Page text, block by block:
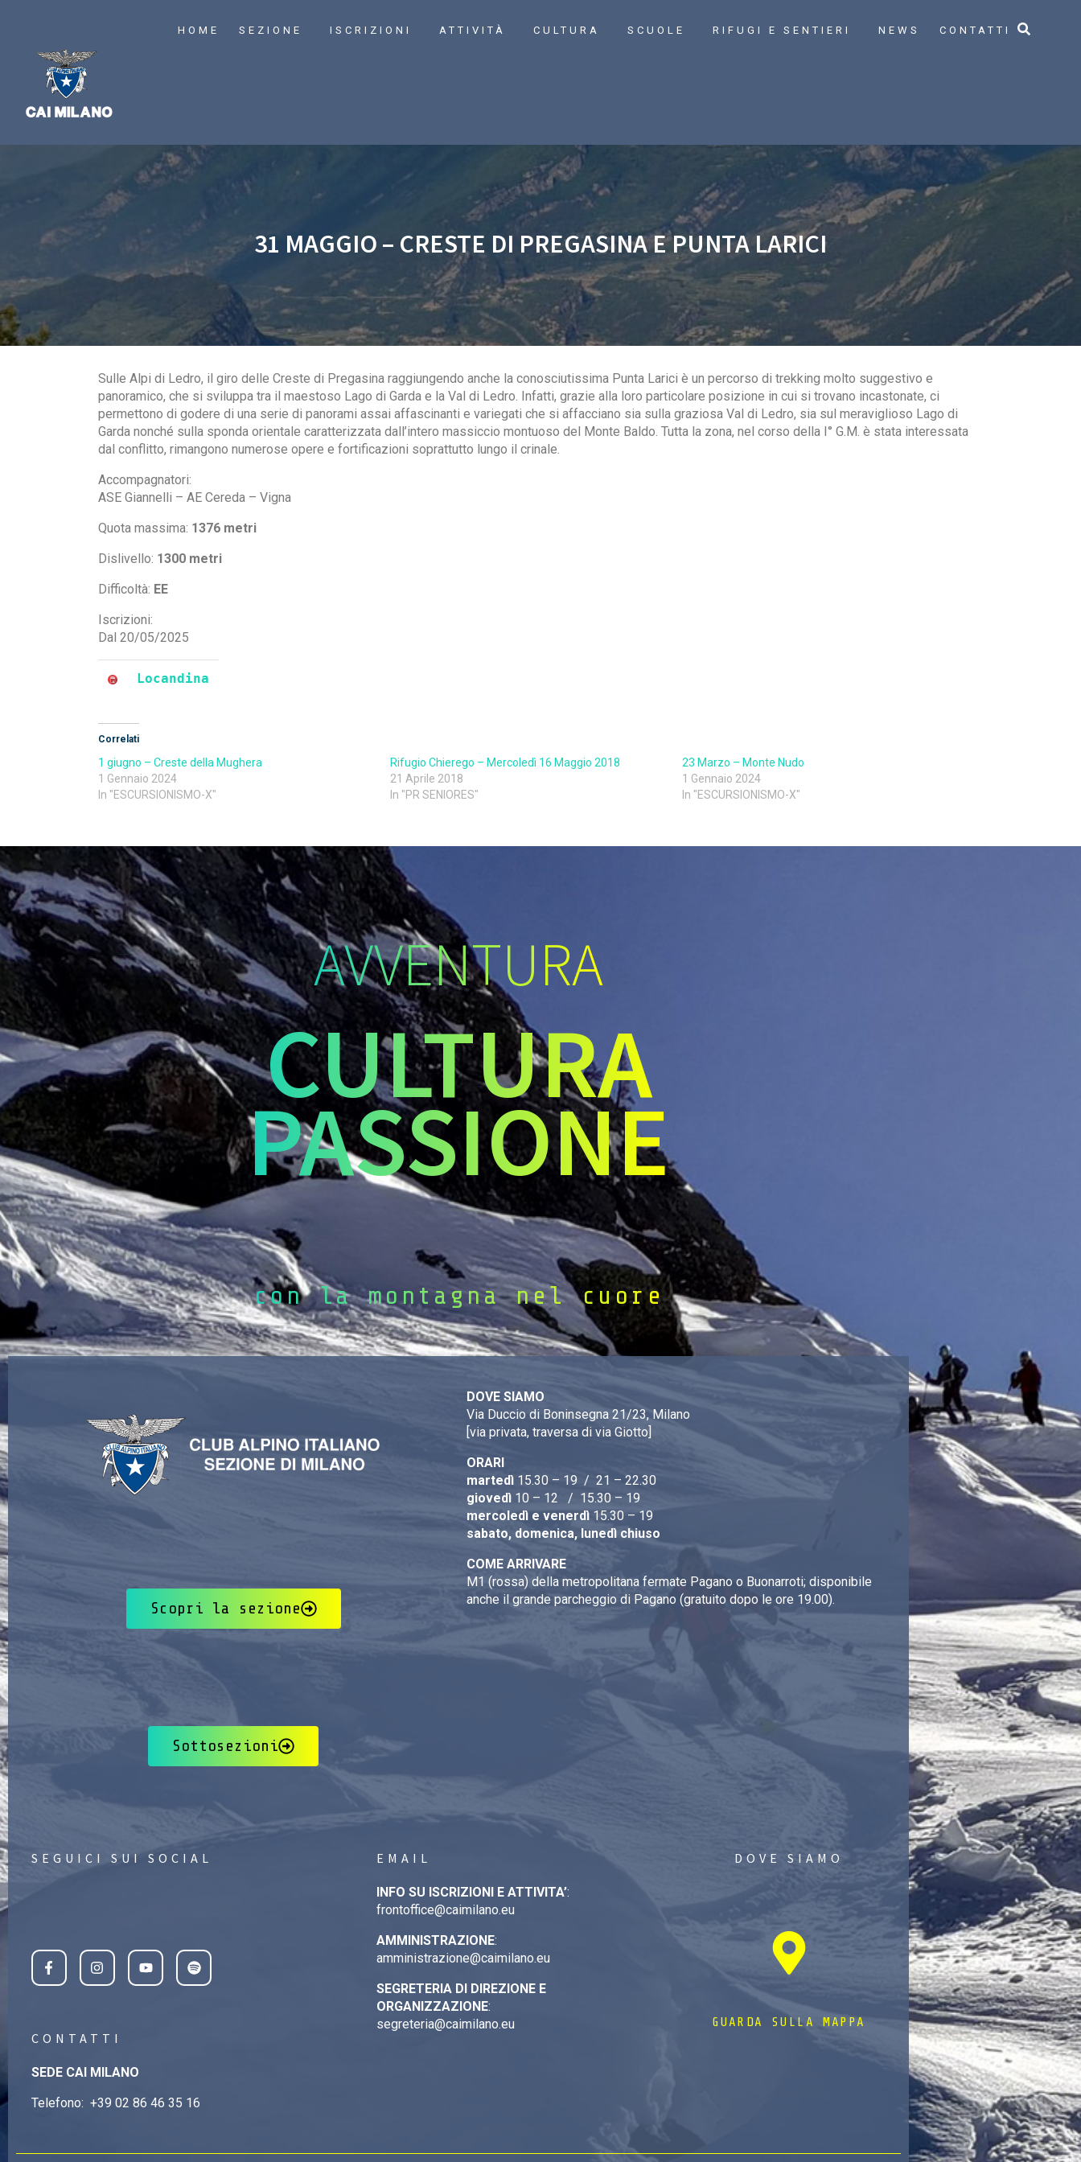
HOME SEZIONE ISCRIZIONI ATTIVITÀ CULTURA SCUOLE RIFUGI E SENTIERI NEWS CONTATTI
31 MAGGIO – CRESTE DI PREGASINA E PUNTA LARICI
Sulle Alpi di Ledro, il giro delle Creste di Pregasina raggiungendo anche la conosciutissima Punta Larici è un percorso di trekking molto suggestivo e
panoramico, che si sviluppa tra il maestoso Lago di Garda e la Val di Ledro. Infatti, grazie alla loro particolare posizione in cui si trovano incastonate, ci
permettono di godere di una serie di panorami assai affascinanti e variegati che si affacciano sia sulla graziosa Val di Ledro, sia sul meraviglioso Lago di
Garda nonché sulla sponda orientale caratterizzata dall’intero massiccio montuoso del Monte Baldo. Tutta la zona, nel corso della I° G.M. è stata interessata
dal conflitto, rimangono numerose opere e fortificazioni soprattutto lungo il crinale.
Accompagnatori:
ASE Giannelli – AE Cereda – Vigna
Quota massima: 1376 metri
Dislivello: 1300 metri
Difficoltà: EE
Iscrizioni:
Dal 20/05/2025
Locandina
Correlati
1 giugno – Creste della Mughera
1 Gennaio 2024
In "ESCURSIONISMO-X"
Rifugio Chierego – Mercoledì 16 Maggio 2018
21 Aprile 2018
In "PR SENIORES"
23 Marzo – Monte Nudo
1 Gennaio 2024
In "ESCURSIONISMO-X"
AVVENTURA
CULTURA
PASSIONE
con la montagna nel cuore
Scopri la sezione
Sottosezioni
DOVE SIAMO
Via Duccio di Boninsegna 21/23, Milano
[via privata, traversa di via Giotto]
ORARI
martedì 15.30 – 19 / 21 – 22.30
giovedì 10 – 12 / 15.30 – 19
mercoledì e venerdì 15.30 – 19
sabato, domenica, lunedì chiuso
COME ARRIVARE
M1 (rossa) della metropolitana fermate Pagano o Buonarroti; disponibile
anche il grande parcheggio di Pagano (gratuito dopo le ore 19.00).
SEGUICI SUI SOCIAL
CONTATTI
SEDE CAI MILANO
Telefono: +39 02 86 46 35 16
EMAIL
INFO SU ISCRIZIONI E ATTIVITA’:
frontoffice@caimilano.eu
AMMINISTRAZIONE:
amministrazione@caimilano.eu
SEGRETERIA DI DIREZIONE E
ORGANIZZAZIONE:
segreteria@caimilano.eu
DOVE SIAMO
GUARDA SULLA MAPPA